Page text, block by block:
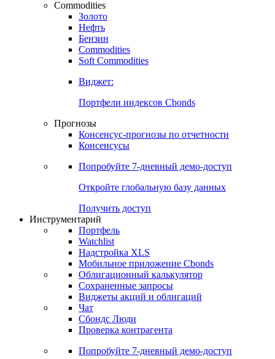
Commodities
Золото
Нефть
Бензин
Commodities
Soft Commodities
Виджет:
Портфели индексов Cbonds
Прогнозы
Консенсус-прогнозы по отчетности
Консенсусы
Попробуйте 7-дневный демо-доступ
Откройте глобальную базу данных
Получить доступ
Инструментарий
Портфель
Watchlist
Надстройка XLS
Мобильное приложение Cbonds
Облигационный калькулятор
Сохраненные запросы
Виджеты акций и облигаций
Чат
Сбондс Люди
Проверка контрагента
Попробуйте 7-дневный демо-доступ